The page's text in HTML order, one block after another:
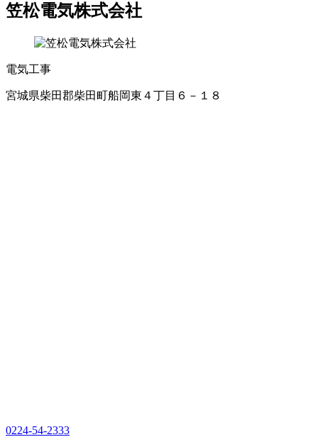
笠松電気株式会社
電気工事
宮城県柴田郡柴田町船岡東４丁目６－１８
0224-54-2333